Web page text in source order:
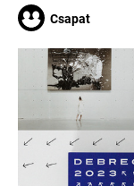
Csapat